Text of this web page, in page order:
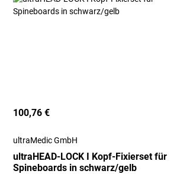
100,76 €
ultraMedic GmbH
ultraHEAD-LOCK I Kopf-Fixierset für
Spineboards in schwarz/gelb